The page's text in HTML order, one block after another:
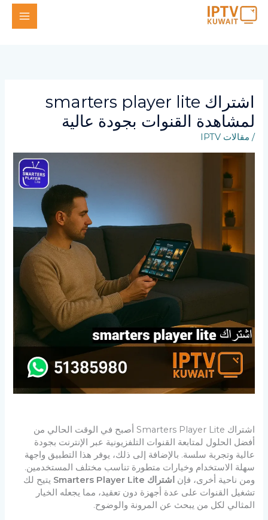
تخطي
إلى
اشتراك smarters player lite
لمشاهدة القنوات بجودة عالية
/ مقالات IPTV
اشتراك Smarters Player Lite أصبح في الوقت الحالي من
أفضل الحلول لمتابعة القنوات التلفزيونية عبر الإنترنت بجودة
عالية وتجربة سلسة. بالإضافة إلى ذلك، يوفر هذا التطبيق واجهة
سهلة الاستخدام وخيارات متطورة تناسب مختلف المستخدمين.
ومن ناحية أخرى، فإن اشتراك Smarters Player Lite
يتيح لك
تشغيل القنوات على عدة أجهزة دون تعقيد، مما يجعله الخيار
المثالي لكل من يبحث عن المرونة والوضوح.